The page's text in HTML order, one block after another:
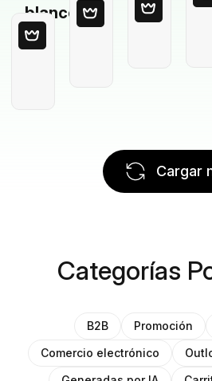
blanco
Cargar
Categorías
B2B Promoción
Comercio electrónico